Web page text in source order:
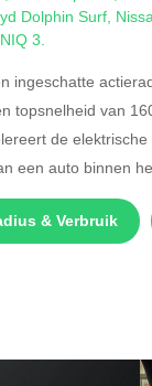
Dolphin Surf,
3.
ingeschatte
topsnelheid van
de
een auto binnen
& Verbruik